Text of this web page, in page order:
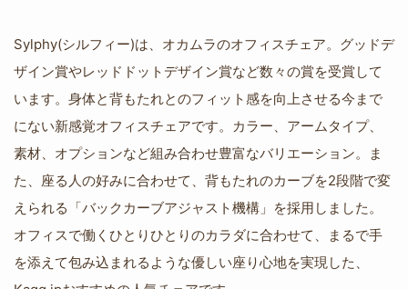
Sylphy(シルフィー)は、オカムラのオフィスチェア。グッドデ
ザイン賞やレッドドットデザイン賞など数々の賞を受賞して
います。身体と背もたれとのフィット感を向上させる今まで
にない新感覚オフィスチェアです。カラー、アームタイプ、
素材、オプションなど組み合わせ豊富なバリエーション。ま
た、座る人の好みに合わせて、背もたれのカーブを2段階で変
えられる「バックカーブアジャスト機構」を採用しました。
オフィスで働くひとりひとりのカラダに合わせて、まるで手
を添えて包み込まれるような優しい座り心地を実現した、